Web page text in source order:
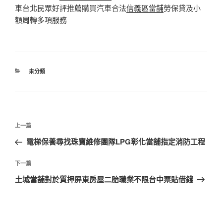
車台北民眾好評推薦購買汽車合法信義區當舖勞保貸及小
額周轉多項服務
分
未分類
文
導
覽
上
一
文
章
上一篇
電梯保養尋找珠寶維修團隊LPG彰化當舖指定消防工程
下
一
下一篇
土城當舖對於質押屏東房屋二胎職業不限台中票貼借錢